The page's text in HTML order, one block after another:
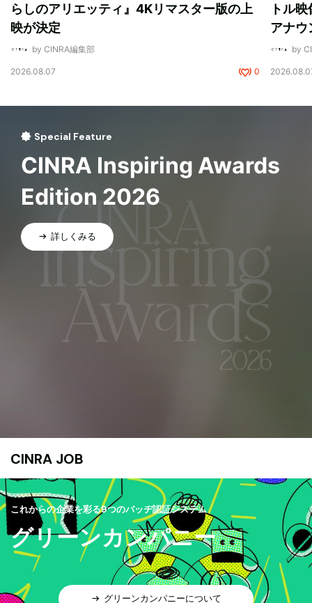
らしのアリエッティ』4Kリマスター版の上
映が決定
by CINRA編集部
2026.08.07 0
トル
アナウ
by
Special Feature
CINRA Inspiring Awards
Edition 2026
詳しくみる
CINRA JOB
これからの企業を彩る9つのバッヂ認証システム
グリーンカンパニー
グリーンカンパニーについて